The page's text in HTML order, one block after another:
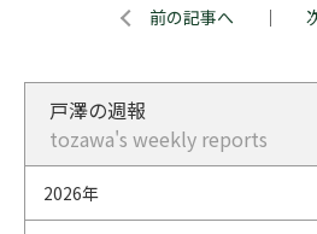
前の記事へ ｜
戸澤の週報
tozawa's weekly reports
2026年